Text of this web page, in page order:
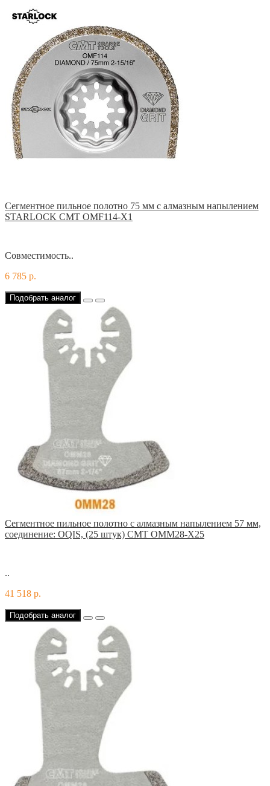
Сегментное пильное полотно 75 мм с алмазным напылением
STARLOCK CMT OMF114-X1
Совместимость..
6 785 р.
Подобрать аналог
Сегментное пильное полотно с алмазным напылением 57 мм,
соединение: OQIS, (25 штук) CMT OMM28-X25
..
41 518 р.
Подобрать аналог